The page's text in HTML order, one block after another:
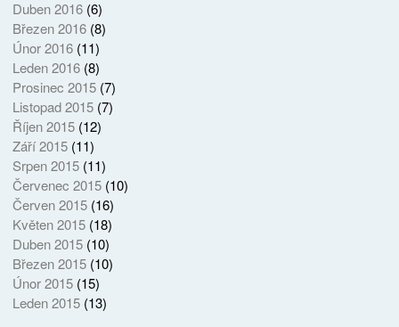
Duben 2016(6)
Březen 2016(8)
Únor 2016(11)
Leden 2016(8)
Prosinec 2015(7)
Listopad 2015(7)
Říjen 2015(12)
Září 2015(11)
Srpen 2015(11)
Červenec 2015(10)
Červen 2015(16)
Květen 2015(18)
Duben 2015(10)
Březen 2015(10)
Únor 2015(15)
Leden 2015(13)